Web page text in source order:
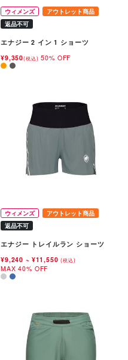
ウィメンズ
アウトレット商品
返品不可
エナジー 2 イン 1 ショーツ
¥9,350(税込) 50% OFF
ウィメンズ
アウトレット商品
返品不可
エナジー トレイルラン ショーツ
¥9,240 ~ ¥11,550(税込)
MAX 40% OFF